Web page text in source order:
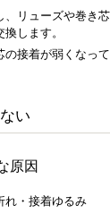
、リューズや巻き
します。
の接着が弱くなっ
い
原因
れ・接着ゆるみ